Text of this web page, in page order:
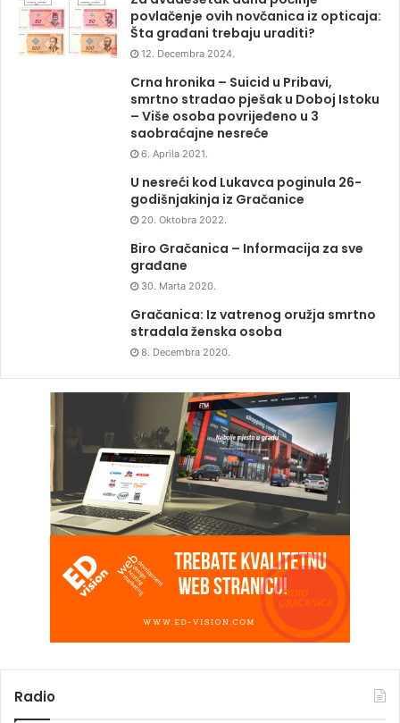
povlačenje ovih novčanica iz opticaja:
Šta građani trebaju uraditi?
12. Decembra 2024.
Crna hronika – Suicid u Pribavi,
smrtno stradao pješak u Doboj Istoku
– Više osoba povrijeđeno u 3
saobraćajne nesreće
6. Aprila 2021.
U nesreći kod Lukavca poginula 26-
godišnjakinja iz Gračanice
20. Oktobra 2022.
Biro Gračanica – Informacija za sve
građane
30. Marta 2020.
Gračanica: Iz vatrenog oružja smrtno
stradala ženska osoba
8. Decembra 2020.
Radio